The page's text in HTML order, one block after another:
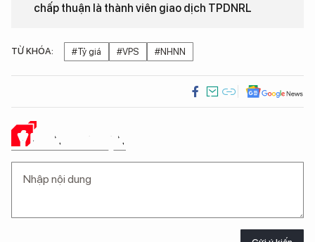
chấp thuận là thành viên giao dịch TPDNRL
TỪ KHÓA: #Tỷ giá #VPS #NHNN
Ý KIẾN CỦA BẠN